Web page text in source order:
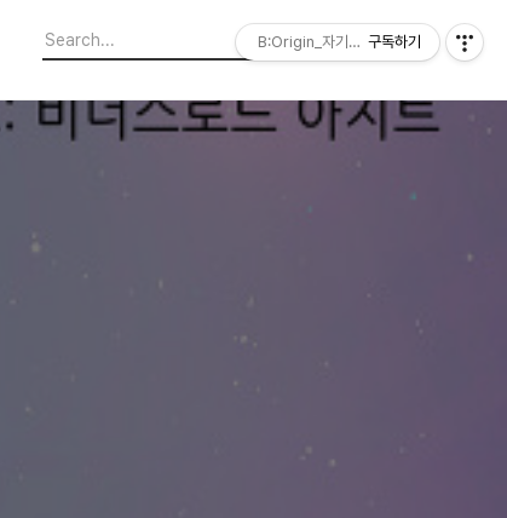
B:Origin_자기다움을 디자인합니다
구독하기